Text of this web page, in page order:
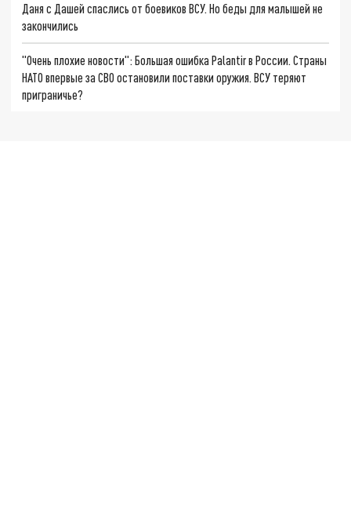
Даня с Дашей спаслись от боевиков ВСУ. Но беды для малышей не
закончились
"Очень плохие новости": Большая ошибка Palantir в России. Страны
НАТО впервые за СВО остановили поставки оружия. ВСУ теряют
приграничье?